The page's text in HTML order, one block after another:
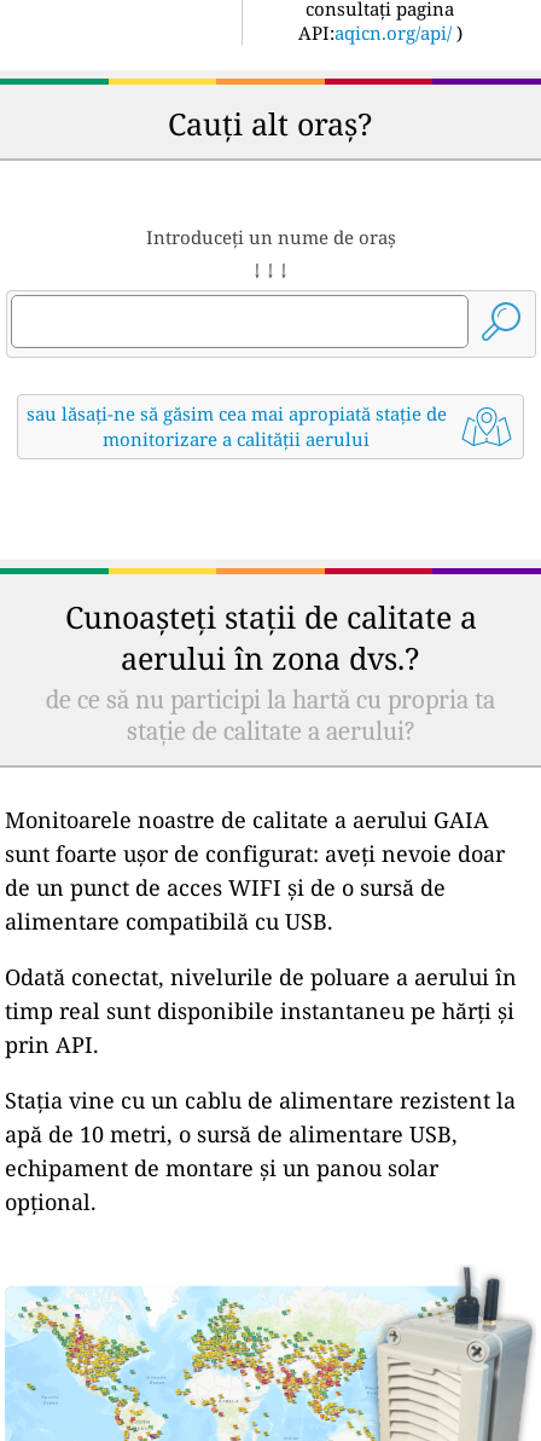
consultați pagina
API:aqicn.org/api/ )
Cauți alt oraș?
Introduceți un nume de oraș
↓ ↓ ↓
sau lăsați-ne să găsim cea mai apropiată stație de
monitorizare a calității aerului
Cunoașteți stații de calitate a
aerului în zona dvs.?
de ce să nu participi la hartă cu propria ta
stație de calitate a aerului?
Monitoarele noastre de calitate a aerului GAIA
sunt foarte ușor de configurat: aveți nevoie doar
de un punct de acces WIFI și de o sursă de
alimentare compatibilă cu USB.
Odată conectat, nivelurile de poluare a aerului în
timp real sunt disponibile instantaneu pe hărți și
prin API.
Stația vine cu un cablu de alimentare rezistent la
apă de 10 metri, o sursă de alimentare USB,
echipament de montare și un panou solar
opțional.